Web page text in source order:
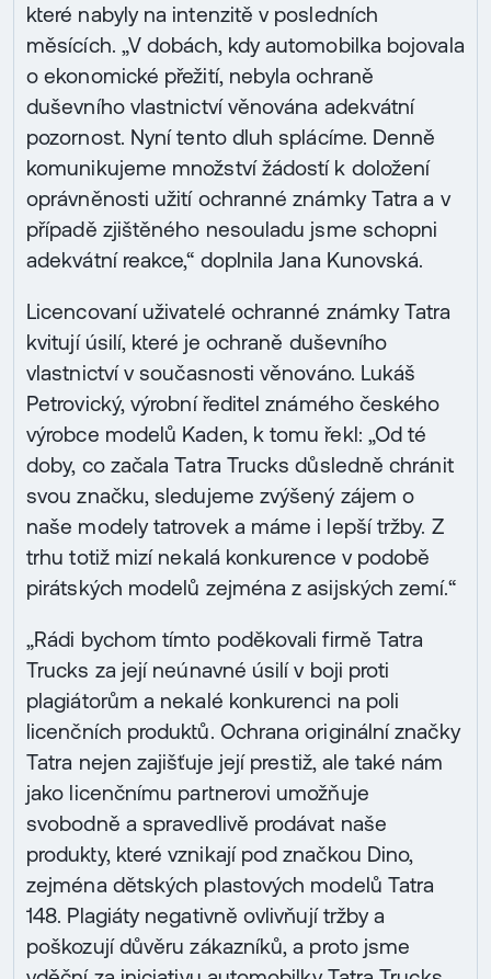
které nabyly na intenzitě v posledních
měsících. „V dobách, kdy automobilka bojovala
o ekonomické přežití, nebyla ochraně
duševního vlastnictví věnována adekvátní
pozornost. Nyní tento dluh splácíme. Denně
komunikujeme množství žádostí k doložení
oprávněnosti užití ochranné známky Tatra a v
případě zjištěného nesouladu jsme schopni
adekvátní reakce,“ doplnila Jana Kunovská.
Licencovaní uživatelé ochranné známky Tatra
kvitují úsilí, které je ochraně duševního
vlastnictví v současnosti věnováno. Lukáš
Petrovický, výrobní ředitel známého českého
výrobce modelů Kaden, k tomu řekl: „Od té
doby, co začala Tatra Trucks důsledně chránit
svou značku, sledujeme zvýšený zájem o
naše modely tatrovek a máme i lepší tržby. Z
trhu totiž mizí nekalá konkurence v podobě
pirátských modelů zejména z asijských zemí.“
„Rádi bychom tímto poděkovali firmě Tatra
Trucks za její neúnavné úsilí v boji proti
plagiátorům a nekalé konkurenci na poli
licenčních produktů. Ochrana originální značky
Tatra nejen zajišťuje její prestiž, ale také nám
jako licenčnímu partnerovi umožňuje
svobodně a spravedlivě prodávat naše
produkty, které vznikají pod značkou Dino,
zejména dětských plastových modelů Tatra
148. Plagiáty negativně ovlivňují tržby a
poškozují důvěru zákazníků, a proto jsme